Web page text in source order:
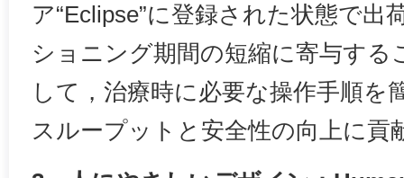
ア“Eclipse”に登録された状態で出
ショニング期間の短縮に寄与する
して，治療時に必要な操作手順を
スループットと安全性の向上に貢